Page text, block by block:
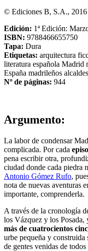
© Ediciones B, S.A., 2016
Edición: 1ª Edición:
ISBN: 9788466655750
Tapa: Dura
Etiquetas: arquitectura
literatura española Madrid
España madrileños alcaldes
Nº de páginas: 944
Argumento:
La labor de condensar
complicada. Por cada
pena escribir otra,
ciudad donde cada piedra
Antonio Gómez Rufo,
nota de nuevas aventuras
importante, comprenderla.
A través de la cronología
los Vázquez y los
más de cuatrocientos
urbe pequeña y
de gentes venidas de